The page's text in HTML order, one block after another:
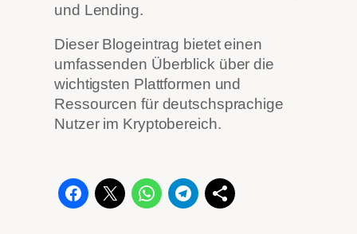
und Lending.
Dieser Blogeintrag bietet einen
umfassenden Überblick über die
wichtigsten Plattformen und
Ressourcen für deutschsprachige
Nutzer im Kryptobereich.